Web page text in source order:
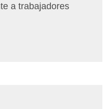
a trabajadores